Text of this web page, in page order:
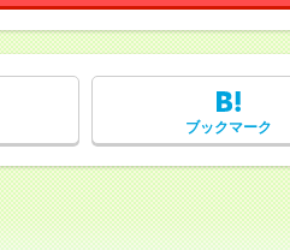
ブックマーク